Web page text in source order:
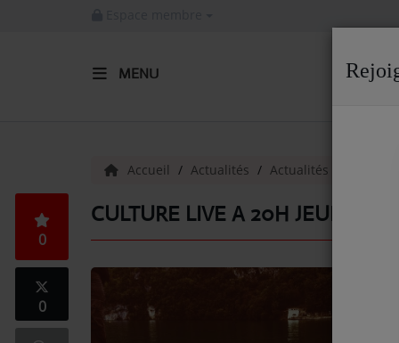
MENU
ACTUALITÉS DE LA RADIO
EMISSIONS
EQUIPE
ARTISTES
Accueil Actualités Actualités
CULTURE LIVE A 20H JEUDI 30
0
0